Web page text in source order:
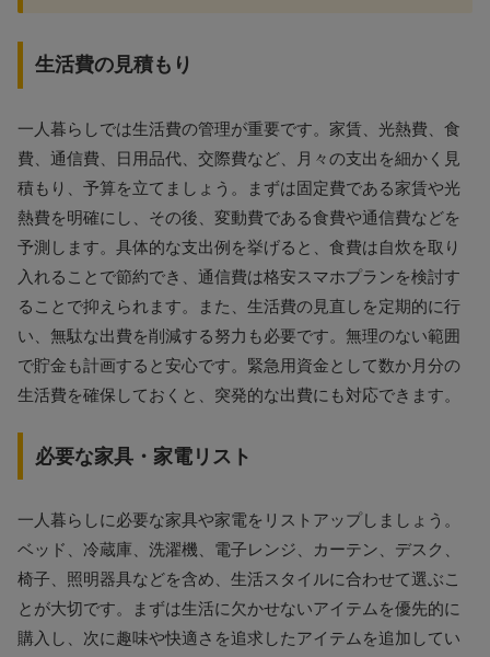
生活費の見積もり
一人暮らしでは生活費の管理が重要です。家賃、光熱費、食
費、通信費、日用品代、交際費など、月々の支出を細かく見
積もり、予算を立てましょう。まずは固定費である家賃や光
熱費を明確にし、その後、変動費である食費や通信費などを
予測します。具体的な支出例を挙げると、食費は自炊を取り
入れることで節約でき、通信費は格安スマホプランを検討す
ることで抑えられます。また、生活費の見直しを定期的に行
い、無駄な出費を削減する努力も必要です。無理のない範囲
で貯金も計画すると安心です。緊急用資金として数か月分の
生活費を確保しておくと、突発的な出費にも対応できます。
必要な家具・家電リスト
一人暮らしに必要な家具や家電をリストアップしましょう。
ベッド、冷蔵庫、洗濯機、電子レンジ、カーテン、デスク、
椅子、照明器具などを含め、生活スタイルに合わせて選ぶこ
とが大切です。まずは生活に欠かせないアイテムを優先的に
購入し、次に趣味や快適さを追求したアイテムを追加してい